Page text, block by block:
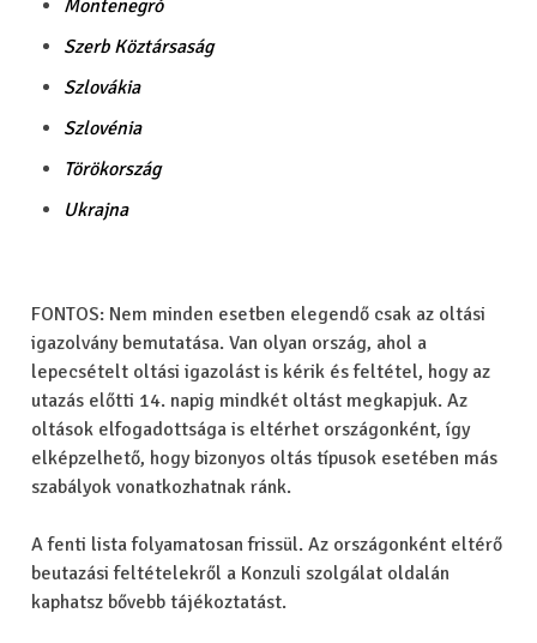
Montenegró
Szerb Köztársaság
Szlovákia
Szlovénia
Törökország
Ukrajna
FONTOS: Nem minden esetben elegendő csak az oltási
igazolvány bemutatása. Van olyan ország, ahol a
lepecsételt oltási igazolást is kérik és feltétel, hogy az
utazás előtti 14. napig mindkét oltást megkapjuk. Az
oltások elfogadottsága is eltérhet országonként, így
elképzelhető, hogy bizonyos oltás típusok esetében más
szabályok vonatkozhatnak ránk.
A fenti lista folyamatosan frissül. Az országonként eltérő
beutazási feltételekről a Konzuli szolgálat oldalán
kaphatsz bővebb tájékoztatást.